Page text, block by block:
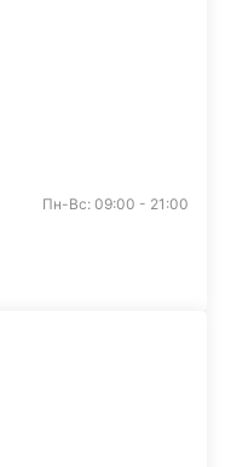
Пн-Вс: 09:00 - 21:00